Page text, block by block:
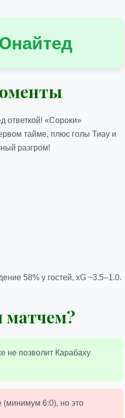
ответкой! «Сороки»
тайме, плюс голы Тиау и
разгром!
58% у гостей, xG ~3.5–1.0.
матчем?
не позволит Карабаху
6:0), но это